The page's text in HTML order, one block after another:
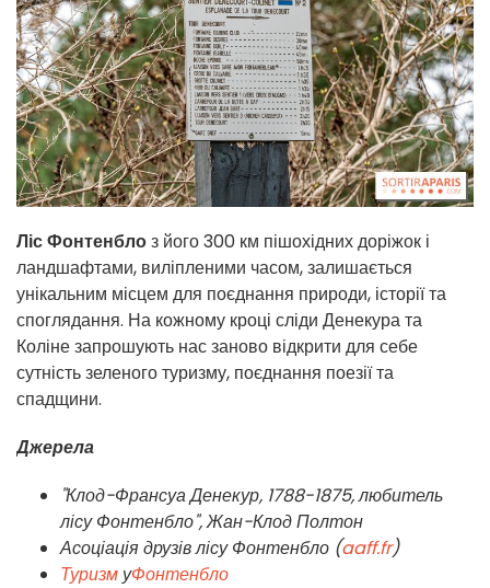
Ліс Фонтенблоз його 300 км пішохідних доріжок і
ландшафтами, виліпленими часом, залишається
унікальним місцем для поєднання природи, історії та
споглядання. На кожному кроці сліди Денекура та
Коліне запрошують нас заново відкрити для себе
сутність зеленого туризму, поєднання поезії та
спадщини.
Джерела
"Клод-Франсуа Денекур, 1788-1875, любитель
лісу Фонтенбло", Жан-Клод Полтон
Асоціація друзів лісу Фонтенбло (aaff.fr)
Туризм уФонтенбло